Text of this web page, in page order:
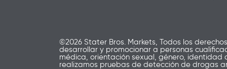
©2026 Stater Bros. Markets, Todos los
desarrollar y promocionar a personas
médica, orientación sexual, género,
realizamos pruebas de detección de drogas